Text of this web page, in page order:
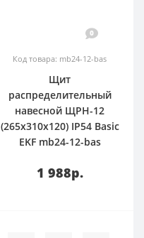
0
Код товара: mb24-12-bas
Щит
распределительный
навесной ЩРН-12
(265х310х120) IP54 Basic
EKF mb24-12-bas
1 988р.